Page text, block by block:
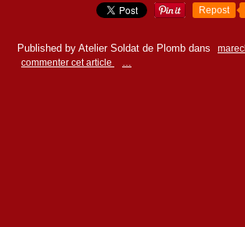
Repost
Published by Atelier Soldat de Plomb dans
commenter cet article
…